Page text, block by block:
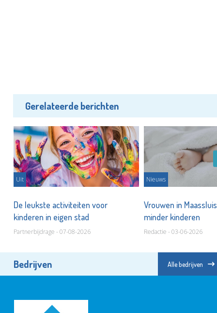
Gerelateerde berichten
Uit
De leukste activiteiten voor
kinderen in eigen stad
Partnerbijdrage - 07-08-2026
Nieuws
Vrouwen in
minder kinderen
Redactie - 03-06-2026
Bedrijven Alle bedrijven